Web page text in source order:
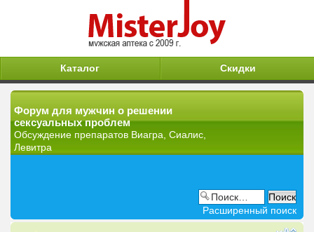
Каталог Скидки
Форум для мужчин о решении
сексуальных проблем
Обсуждение препаратов Виагра, Сиалис,
Левитра
Расширенный поиск